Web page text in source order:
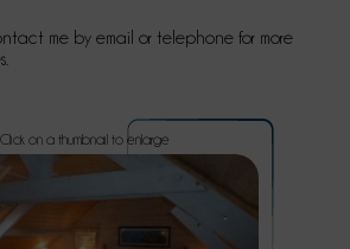
me by email or telephone for more
Click on a thumbnail to enlarge